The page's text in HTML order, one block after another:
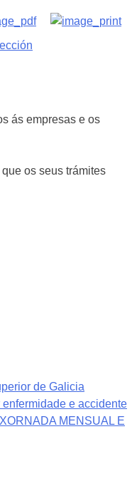
ás empresas e os
os seus trámites
de Galicia
e accidente
MENSUAL E